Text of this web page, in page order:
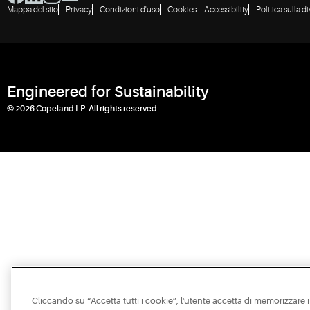
Mappa del sito Privacy Condizioni d'uso Cookies Accessibility Politica sulla
Engineered for Sustainability
© 2026 Copeland LP. All rights reserved.
Cliccando su “Accetta tutti i cookie”, l'utente accetta di